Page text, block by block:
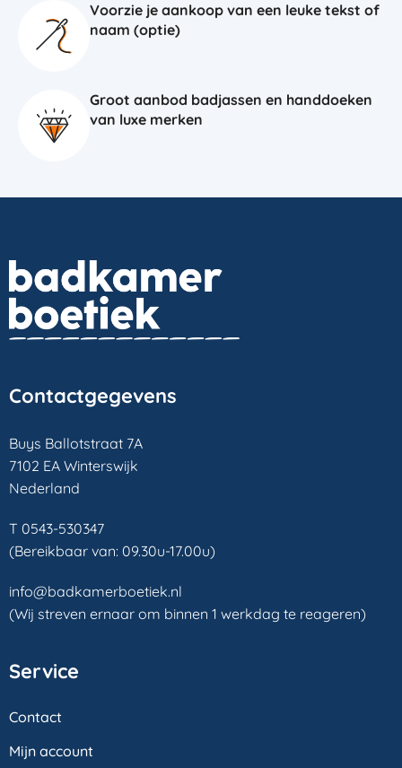
Voorzie je aankoop van een leuke tekst of
naam (optie)
Groot aanbod badjassen en handdoeken
van luxe merken
Contactgegevens
Buys Ballotstraat 7A
7102 EA Winterswijk
Nederland
T 0543-530347
(Bereikbaar van: 09.30u-17.00u)
info@badkamerboetiek.nl
(Wij streven ernaar om binnen 1 werkdag te reageren)
Service
Contact
Mijn account